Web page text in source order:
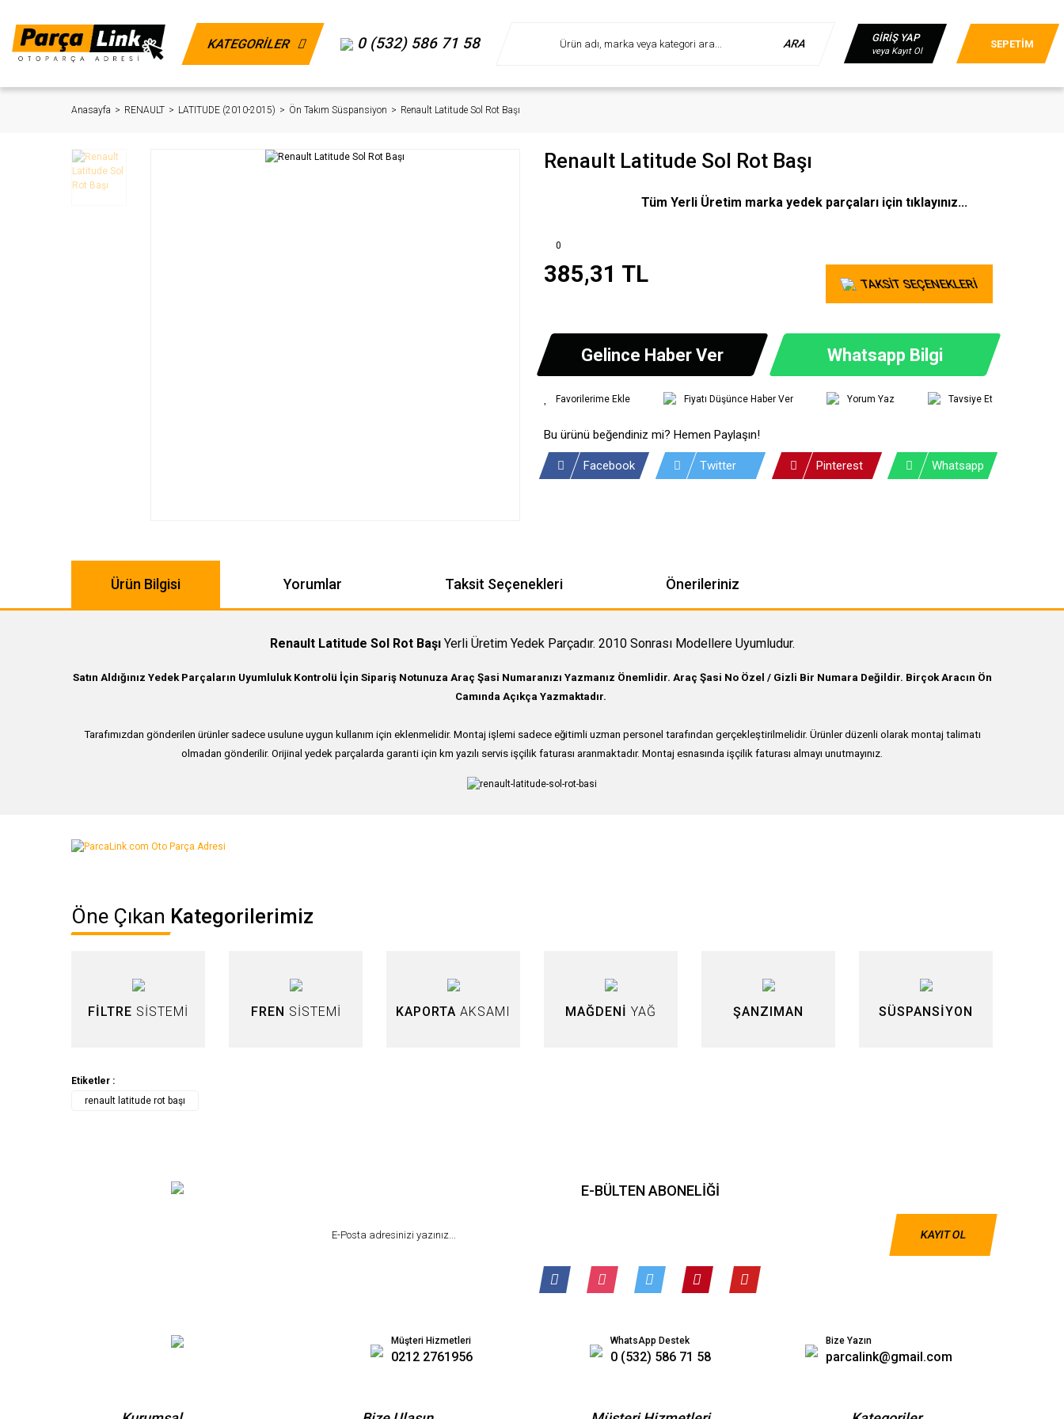
KATEGORİLER 0 (532) 586 71 58 ARA GİRİŞ YAP
veya Kayıt Ol
SEPETİM
Anasayfa RENAULT LATITUDE (2010-2015) Ön Takım Süspansiyon Renault Latitude Sol Rot Başı
Renault Latitude Sol Rot Başı
Tüm Yerli Üretim marka yedek parçaları için tıklayınız...
0
385,31 TL TAKSİT SEÇENEKLERİ
Gelince Haber Ver Whatsapp Bilgi
Fiyatı Düşünce Haber Ver Yorum Yaz Tavsiye Et
Bu ürünü beğendiniz mi? Hemen Paylaşın!
Facebook Twitter Pinterest Whatsapp
Ürün Bilgisi Yorumlar Taksit Seçenekleri Önerileriniz
Renault Latitude Sol Rot BaşıYerli Üretim Yedek Parçadır. 2010 Sonrası Modellere Uyumludur.
Satın Aldığınız Yedek Parçaların Uyumluluk Kontrolü İçin Sipariş Notunuza Araç Şasi Numaranızı Yazmanız Önemlidir. Araç Şasi No Özel / Gizli Bir Numara Değildir. Birçok Aracın Ön
Camında Açıkça Yazmaktadır.
Tarafımızdan gönderilen ürünler sadece usulune uygun kullanım için eklenmelidir. Montaj işlemi sadece eğitimli uzman personel tarafından gerçekleştirilmelidir. Ürünler düzenli olarak montaj talimatı
olmadan gönderilir. Orijinal yedek parçalarda garanti için km yazılı servis işçilik faturası aranmaktadır. Montaj esnasında işçilik faturası almayı unutmayınız.
Bu ürünün fiyat bilgisi, resim, ürün açıklamalarında ve diğer konularda yetersiz gördüğünüz noktaları öneri formunu kullanarak tarafımıza iletebilirsiniz.
Ürün açıklamasında eksik bilgiler bulunuyor.
Bu ürüne benzer farklı alternatifler olmalı.
Öne Çıkan Kategorilerimiz
FİLTRE SİSTEMİ FREN SİSTEMİ KAPORTA AKSAMI MAĞDENİ YAĞ ŞANZIMAN SÜSPANSİYON
Etiketler :
renault latitude rot başı
E-BÜLTEN ABONELİĞİ
KAYIT OL
Müşteri Hizmetleri
0212 2761956
WhatsApp Destek
0 (532) 586 71 58
Bize Yazın
parcalink@gmail.com